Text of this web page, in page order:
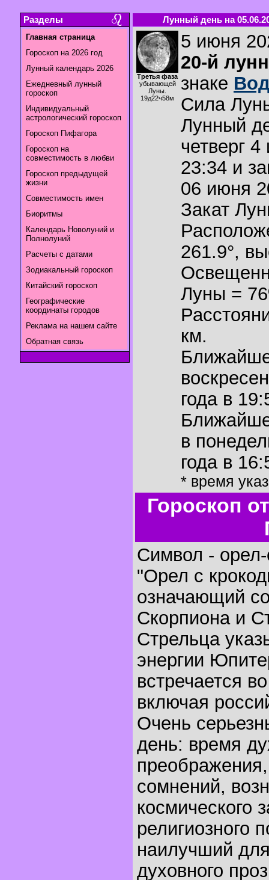
Разделы
Главная страница
Гороскоп на 2026 год
Лунный календарь 2026
Ежедневный лунный
гороскоп
Индивидуальный
астрологический гороскоп
Гороскоп Пифагора
Гороскоп на
совместимость в любви
Гороскоп предыдущей
жизни
Совместимость имен
Биоритмы
Календарь Новолуний и
Полнолуний
Расчеты с датами
Зодиакальный гороскоп
Китайский гороскоп
Географические
координаты городов
Реклама на нашем сайте
Обратная связь
Лунный день на
Третья фаза
убывающей
Луны.
19д22ч58м
5 июня
20-й
знаке
Сила
Лунный
четверг
23:34 и
06 июня
Закат
261.9°,
Луны =
км.
года в
в
года в
* время
Гороскоп
Символ - орел-
"Орел с
означающий
Скорпиона и
Стрельца
энергии
встречается
включая
Очень
день: время
сомнений,
космического
религиозного
наилучший
духовного